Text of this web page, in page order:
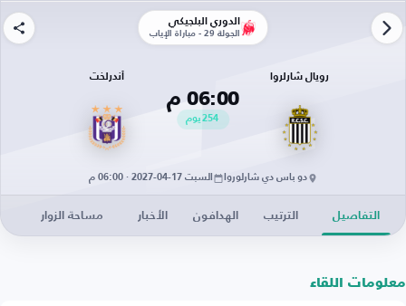
الدوري البلجيكي
الجولة 29 - مباراة الإياب
رويال شارلروا
06:00 م
254يوم
أندرلخت
دو باس دي شارلوروا السبت 17-04-2027 · 06:00 م
التفاصيل الترتيب الهدافون الأخبار مساحة الزوار
معلومات اللقاء